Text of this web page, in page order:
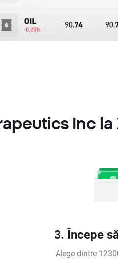
Inc la
3. Începe
Alege dintre